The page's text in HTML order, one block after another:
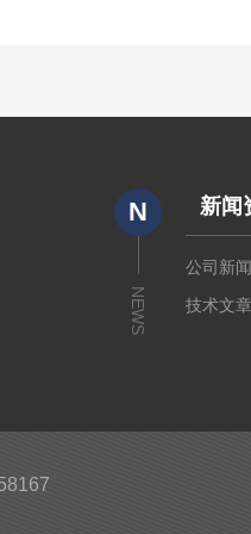
N
NEWS
新闻
公司新
技术文